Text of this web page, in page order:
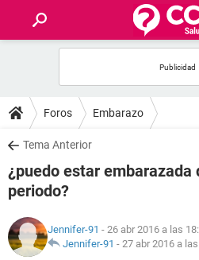
FOROS
SALUD
FAMILIA
NUTRICIÓN
Foros Embarazo
Tema Anterior
¿puedo estar embarazada
periodo?
Jennifer-91 - 26 abr 2016 a las
Jennifer-91 - 27 abr 2016 a las